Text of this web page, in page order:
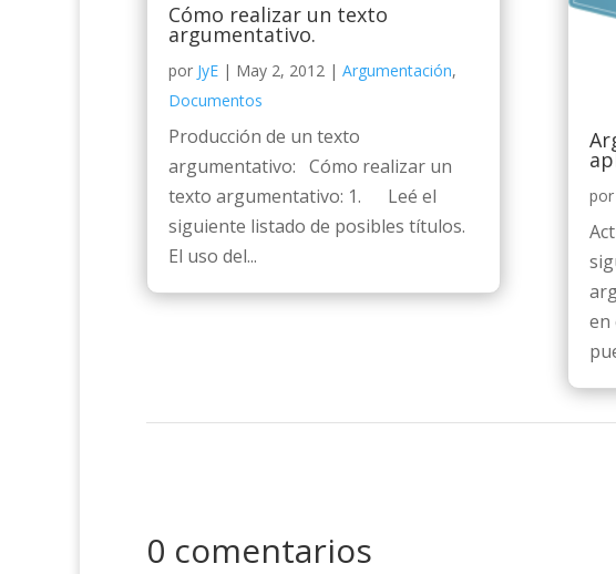
Cómo realizar un texto
argumentativo.
por JyE | May 2, 2012 | Argumentación,
Documentos
Producción de un texto
argumentativo: Cómo realizar un
texto argumentativo: 1. Leé el
siguiente listado de posibles títulos.
El uso del...
por
en
0 comentarios